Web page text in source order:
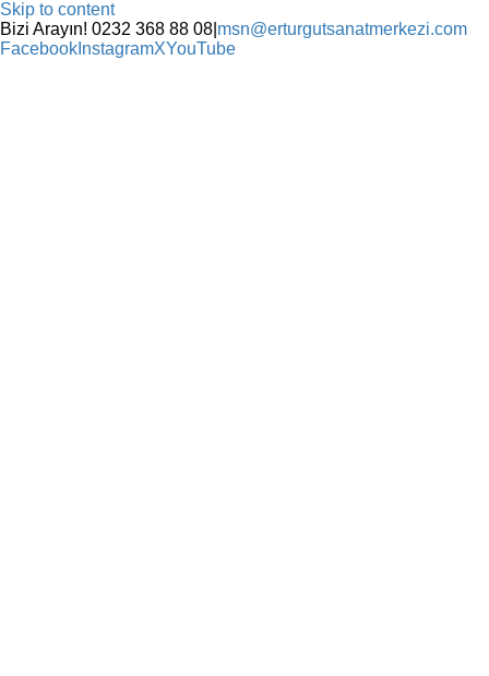
Skip to content
Bizi Arayın! 0232 368 88 08 msn@erturgutsanatmerkezi.com
Facebook InstagramXYouTube